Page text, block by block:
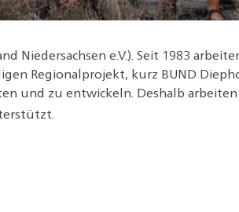
Niedersachsen e.V.). Seit 1983
Regionalprojekt, kurz BUND
und zu entwickeln. Deshalb